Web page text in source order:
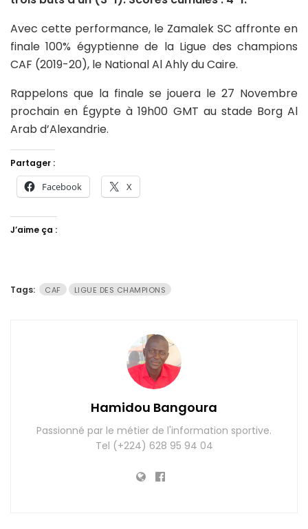
Avec cette performance, le Zamalek SC affronte en
finale 100% égyptienne de la Ligue des champions
CAF (2019-20), le National Al Ahly du Caire.
Rappelons que la finale se jouera le 27 Novembre
prochain en Égypte à 19h00 GMT au stade Borg Al
Arab d’Alexandrie.
Partager :
Facebook X
J’aime ça :
Tags: CAF LIGUE DES CHAMPIONS
Hamidou Bangoura
Passionné par le métier de l'information sportive.
Tel (+224) 628 95 94 04